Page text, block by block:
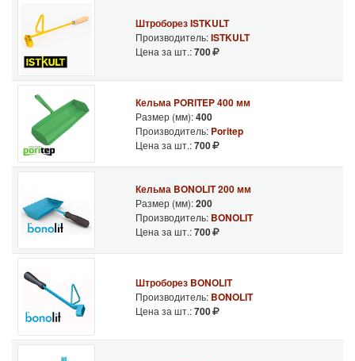
Штроборез ISTKULT
Производитель:ISTKULT
Цена за шт.:700
Кельма PORITEP 400 мм
Размер (мм):400
Производитель: Poritep
Цена за шт.:700
Кельма BONOLIT 200 мм
Размер (мм):200
Производитель: BONOLIT
Цена за шт.:700
Штроборез BONOLIT
Производитель: BONOLIT
Цена за шт.:700